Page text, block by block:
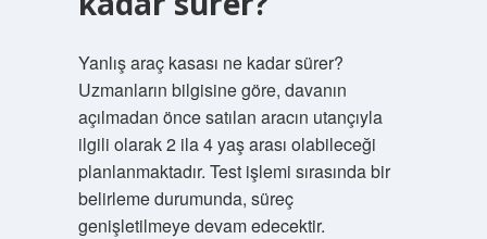
Yanlış araç kasası ne kadar sürer?
Uzmanların bilgisine göre, davanın
açılmadan önce satılan aracın utançıyla
ilgili olarak 2 ila 4 yaş arası olabileceği
planlanmaktadır. Test işlemi sırasında bir
belirleme durumunda, süreç
genişletilmeye devam edecektir.